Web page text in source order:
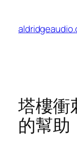
content
塔樓衝
的幫助